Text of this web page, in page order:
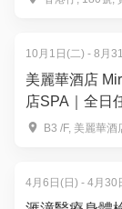
10月1日(二) - 8月
美麗華酒店
店SPA｜全日
池
B3 /F, 美麗華酒
4月6日(日) - 4月30